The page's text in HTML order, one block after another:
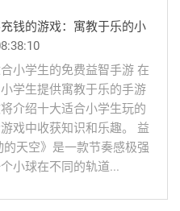
钱的游戏：寓教于乐的小
小学生的免费益智手游 在
学生提供寓教于乐的手游
介绍十大适合小学生玩的
戏中收获知识和乐趣。 益
天空》是一款节奏感极强
小球在不同的轨道...